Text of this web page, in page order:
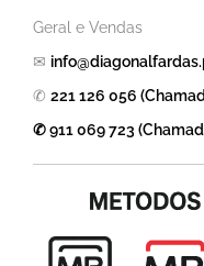
Geral e Vendas
✉
✆ 221 126 056
✆ 911 069 723